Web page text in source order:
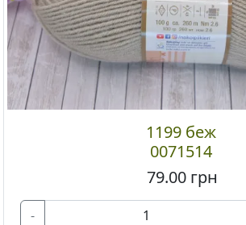
1199 беж
0071514
79.00 грн
-